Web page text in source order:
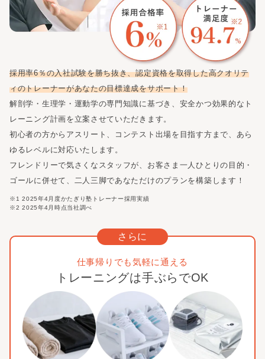
採用率6％の入社試験を勝ち抜き、認定資格を取得した高クオリテ
ィのトレーナーがあなたの目標達成をサポート！
解剖学・生理学・運動学の専門知識に基づき、安全かつ効果的なト
レーニング計画を立案させていただきます。
初心者の方からアスリート、コンテスト出場を目指す方まで、あら
ゆるレベルに対応いたします。
フレンドリーで気さくなスタッフが、お客さま一人ひとりの目的・
ゴールに併せて、二人三脚であなただけのプランを構築します！
※1 2025年4月度かたぎり塾トレーナー採用実績
※2 2025年4月時点当社調べ
さらに
仕事帰りでも気軽に通える
トレーニングは手ぶらでOK